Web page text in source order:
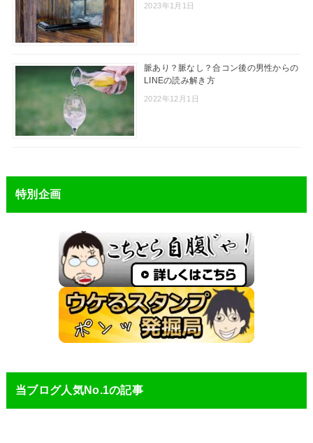
2023年1月1日
脈あり？脈なし？合コン後の男性からの
LINEの読み解き方
2022年12月1日
特別企画
当ブログ人気No.1の記事